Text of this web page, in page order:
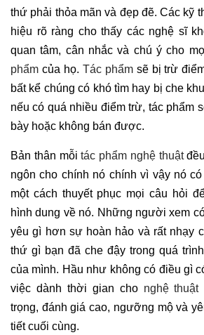
thứ phải thỏa mãn và đẹp đẽ. Các kỹ
hiệu rõ ràng cho thấy các nghệ sĩ
quan tâm, cân nhắc và chú ý cho
phẩm của họ. Tác phẩmsẽ bị trừ
bất kể chúng có khó tìm hay bị che
nếu có quá nhiều điểm trừ, tác phẩm
bày hoặc không bán được.
Bản thân mỗitác phẩm nghệ thuật
ngôn cho chính nó chính vì vậy nó
một cách thuyết phục mọi câu hỏi
hình dung về nó. Những người xem
yêu gì hơn sự hoàn hảo và rất nhạy
thứ gì bạn đã che đậy trong quá
của mình. Hầu như không có điều gì
việc dành thời gian cho nghệ thuật
trọng, đánh giá cao, ngưỡng mộ và
tiết cuối cùng.